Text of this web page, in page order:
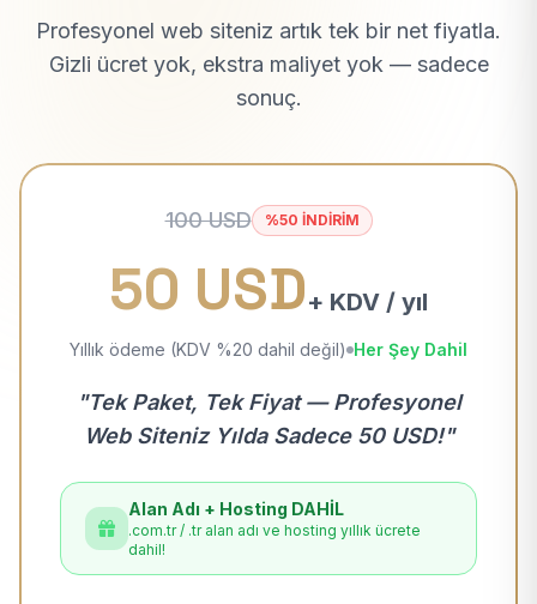
Profesyonel web siteniz artık tek bir net fiyatla.
Gizli ücret yok, ekstra maliyet yok — sadece
sonuç.
100 USD %50 İNDİRİM
50 USD+ KDV / yıl
Yıllık ödeme (KDV %20 dahil değil) Her Şey Dahil
"Tek Paket, Tek Fiyat — Profesyonel
Web Siteniz Yılda Sadece 50 USD!"
Alan Adı + Hosting DAHİL
.com.tr / .tr alan adı ve hosting yıllık ücrete
dahil!